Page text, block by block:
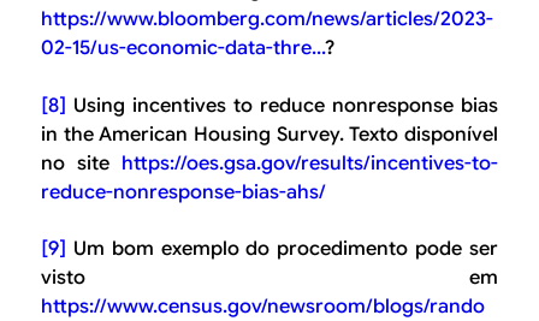
https://www.bloomberg.com/news/articles/2023-
02-15/us-economic-data-thre...?
[8] Using incentives to reduce nonresponse bias
in the American Housing Survey.Texto disponível
no site https://oes.gsa.gov/results/incentives-to-
reduce-nonresponse-bias-ahs/
[9] Um bom exemplo do procedimento pode ser
visto em
https://www.census.gov/newsroom/blogs/rando